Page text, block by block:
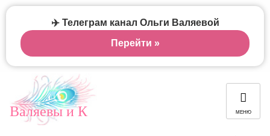
Валяевы и К МЕНЮ
✈️ Телеграм канал Ольги Валяевой
Перейти »